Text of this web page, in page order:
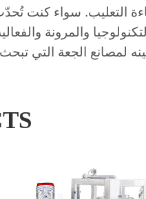
التعليب. سواء كنت
والمرونة